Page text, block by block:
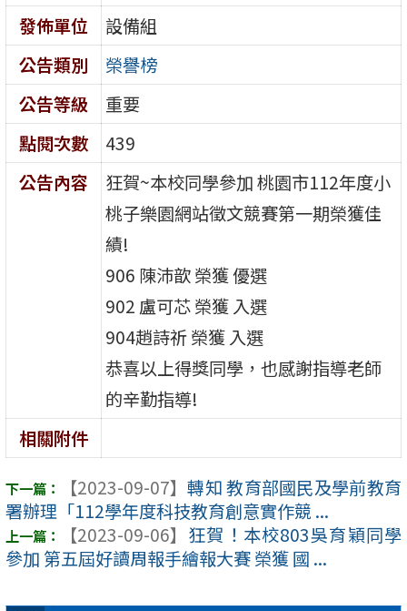
發佈單位
設備組
公告類別
榮譽榜
公告等級
重要
點閱次數
439
公告內容
狂賀~本校同學參加 桃園市112年度小
桃子樂園網站徵文競賽第一期榮獲佳
績!
906 陳沛歆 榮獲 優選
902 盧可芯 榮獲 入選
904趙詩祈 榮獲 入選
恭喜以上得獎同學，也感謝指導老師
的辛勤指導!
相關附件
【2023-09-07】 轉知 教育部國民及學前教育
署辦理「112學年度科技教育創意實作競 ...
【2023-09-06】 狂賀！本校803吳育穎同學
參加 第五屆好讀周報手繪報大賽 榮獲 國 ...